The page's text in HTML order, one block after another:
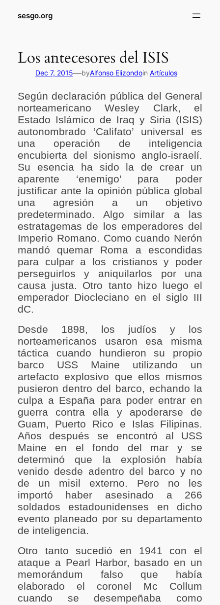
sesgo.org
Los antecesores del ISIS
Dec 7, 2015—byAlfonso Elizondoin Artículos
Según declaración pública del General
norteamericano Wesley Clark, el
Estado Islámico de Iraq y Siria (ISIS)
autonombrado ‘Califato’ universal es
una operación de inteligencia
encubierta del sionismo anglo-israelí.
Su esencia ha sido la de crear un
aparente ‘enemigo’ para poder
justificar ante la opinión pública global
una agresión a un objetivo
predeterminado. Algo similar a las
estratagemas de los emperadores del
Imperio Romano. Como cuando Nerón
mandó quemar Roma a escondidas
para culpar a los cristianos y poder
perseguirlos y aniquilarlos por una
causa justa. Otro tanto hizo luego el
emperador Diocleciano en el siglo III
dC.
Desde 1898, los judíos y los
norteamericanos usaron esa misma
táctica cuando hundieron su propio
barco USS Maine utilizando un
artefacto explosivo que ellos mismos
pusieron dentro del barco, echando la
culpa a España para poder entrar en
guerra contra ella y apoderarse de
Guam, Puerto Rico e Islas Filipinas.
Años después se encontró al USS
Maine en el fondo del mar y se
determinó que la explosión había
venido desde adentro del barco y no
de un misil externo. Pero no les
importó haber asesinado a 266
soldados estadounidenses en dicho
evento planeado por su departamento
de inteligencia.
Otro tanto sucedió en 1941 con el
ataque a Pearl Harbor, basado en un
memorándum falso que había
elaborado el coronel Mc Collum
cuando se desempeñaba como